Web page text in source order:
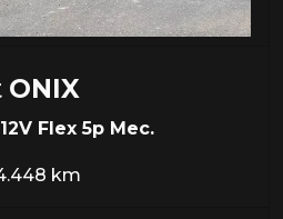
ONIX
Flex 5p Mec.
km